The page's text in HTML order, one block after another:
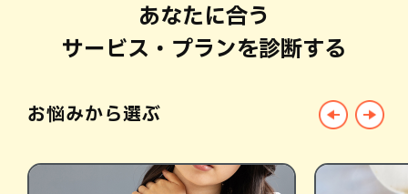
あなたに合う
サービス・プランを診断する
お悩みから選ぶ